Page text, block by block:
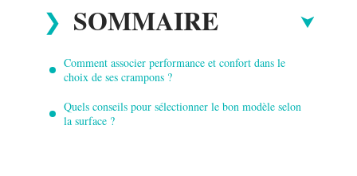
SOMMAIRE
Comment associer performance et confort dans le
choix de ses crampons ?
Quels conseils pour sélectionner le bon modèle selon
la surface ?